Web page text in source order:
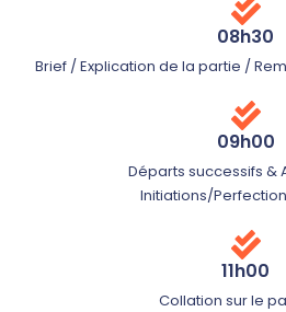
08h30
Brief / Explication de la partie /
09h00
Départs successifs &
Initiations/
11h00
Collation sur le